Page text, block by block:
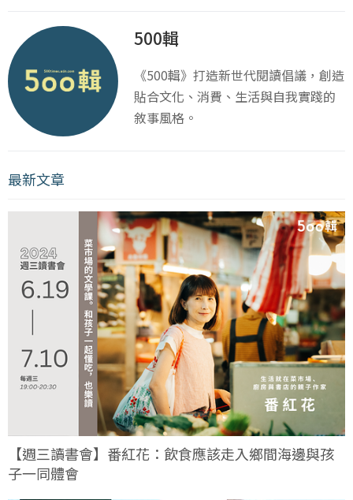
500輯
《500輯》打造新世代閱讀倡議，創造
貼合文化、消費、生活與自我實踐的
敘事風格。
最新文章
【週三讀書會】番紅花：飲食應該走入鄉間海邊與孩
子一同體會